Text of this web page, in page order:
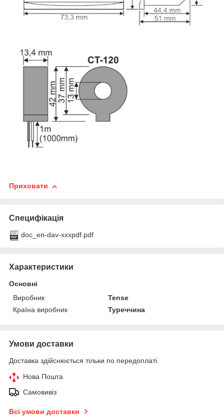
Приховати
Специфікація
doc_en-dav-xxxpdf.pdf
Характеристики
Основні
Виробник
Tense
Країна виробник
Туреччина
Умови доставки
Доставка здійснюється тільки по передоплаті.
Нова Пошта
Самовивіз
Всі умови доставки